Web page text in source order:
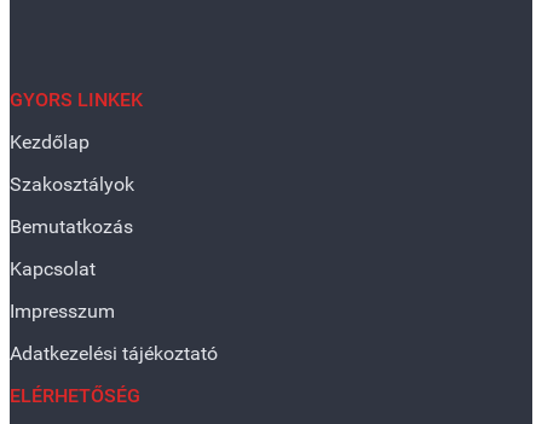
GYORS LINKEK
Kezdőlap
Szakosztályok
Bemutatkozás
Kapcsolat
Impresszum
Adatkezelési tájékoztató
ELÉRHETŐSÉG